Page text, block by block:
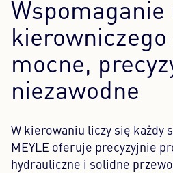
Wspomaganie
kierowniczego
mocne,
niezawodne
W kierowaniu liczy się każdy
MEYLE oferuje precyzyjnie
hydrauliczne i solidne